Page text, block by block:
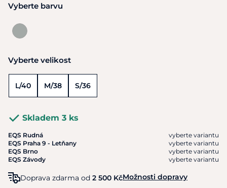
Vyberte barvu
Vyberte velikost
L/40 M/38 S/36
Skladem 3 ks
EQS Rudná
vyberte variantu
EQS Praha 9 - Letňany
vyberte variantu
EQS Brno
vyberte variantu
EQS Závody
vyberte variantu
Doprava zdarma od 2 500 KčMožnosti dopravy